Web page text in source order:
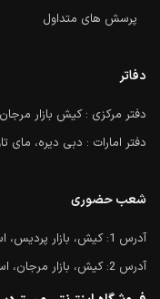
پرسش های متداول
دفاتر
دفتر مرکزی : کیش بازار مرجان
دفتر امارات : دبی دیره، مای
شعب حضوری
آدرس 1: کیش، بازار پردیس، اسکارهوم
آدرس 2: کیش، بازار مرجان، اسکارهوم